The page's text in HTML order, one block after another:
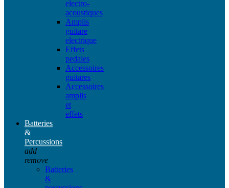
electro-
acoustiques
Amplis
guitare
electrique
Effets
pedales
Accessoires
guitares
Accessoires
amplis
et
effets
Batteries
&
Percussions
add
remove
Batteries
&